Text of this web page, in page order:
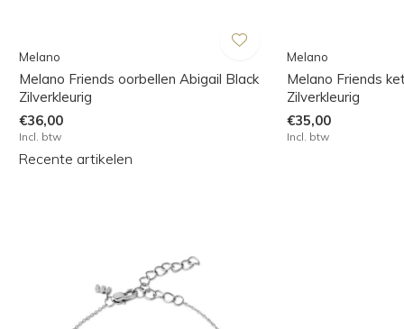
Melano
Melano Friends oorbellen Abigail Black
Zilverkleurig
€36,00
Incl. btw
Melano
Melano Friends
Zilverkleurig
€35,00
Incl. btw
Recente artikelen